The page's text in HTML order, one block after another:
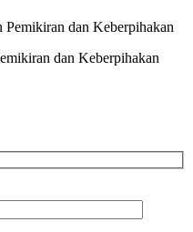
dan Keberpihakan